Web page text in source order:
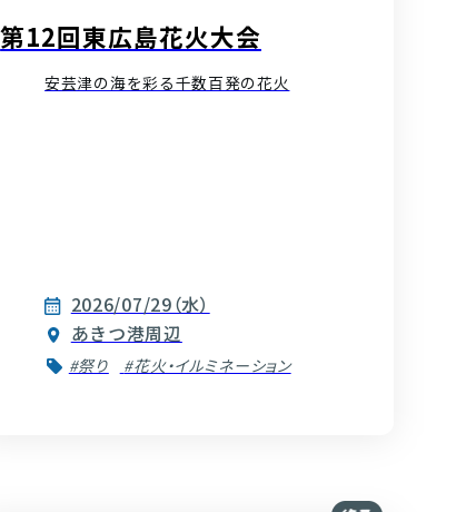
第12回東広島花火大会
安芸津の海を彩る千数百発の花火
2026/07/29（水）
あきつ港周辺
#祭り #花火・イルミネーション